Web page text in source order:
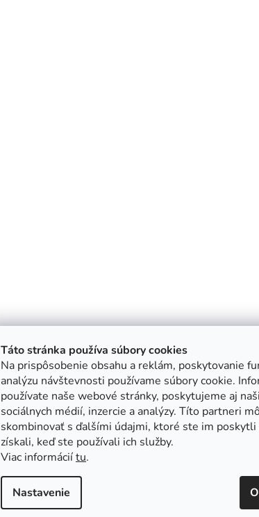
Táto stránka používa súbory cookies
Na prispôsobenie obsahu a reklám, poskytovanie
analýzu návštevnosti používame súbory cookie.
používate naše webové stránky, poskytujeme aj
sociálnych médií, inzercie a analýzy. Títo partneri
skombinovať s ďalšími údajmi, ktoré ste im
získali, keď ste používali ich služby.
Viac informáciítu.
Nastavenie